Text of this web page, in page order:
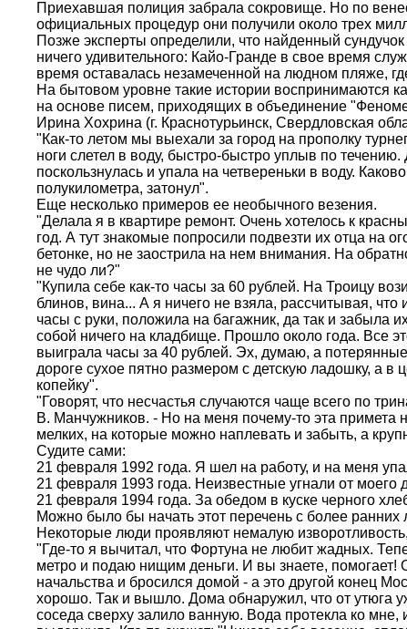
Приехавшая полиция забрала сокровище. Но по
официальных процедур они получили около трех
Позже эксперты определили, что найденный
ничего удивительного: Кайо-Гранде в свое время
время оставалась незамеченной на людном пляже,
На бытовом уровне такие истории воспринимаются
на основе писем, приходящих в объединение
Ирина Хохрина (г. Краснотурьинск, Свердловская
"Как-то летом мы выехали за город на прополку
ноги слетел в воду, быстро-быстро уплыв по
поскользнулась и упала на четвереньки в воду.
полукилометра, затонул".
Еще несколько примеров ее необычного везения.
"Делала я в квартире ремонт. Очень хотелось к
год. А тут знакомые попросили подвезти их отца на
бетонке, но не заострила на нем внимания. На
не чудо ли?"
"Купила себе как-то часы за 60 рублей. На Троицу
блинов, вина... А я ничего не взяла, рассчитывая,
часы с руки, положила на багажник, да так и забыла
собой ничего на кладбище. Прошло около года. Все
выиграла часы за 40 рублей. Эх, думаю, а
дороге сухое пятно размером с детскую ладошку, а
копейку".
"Говорят, что несчастья случаются чаще всего по
В. Манчужников. - Но на меня почему-то эта примета
мелких, на которые можно наплевать и забыть, а
Судите сами:
21 февраля 1992 года. Я шел на работу, и на меня
21 февраля 1993 года. Неизвестные угнали от
21 февраля 1994 года. За обедом в куске черного
Можно было бы начать этот перечень с более
Некоторые люди проявляют немалую
"Где-то я вычитал, что Фортуна не любит жадных.
метро и подаю нищим деньги. И вы знаете, помогает!
начальства и бросился домой - а это другой конец
хорошо. Так и вышло. Дома обнаружил, что от утюга
соседа сверху залило ванную. Вода протекла ко мне,